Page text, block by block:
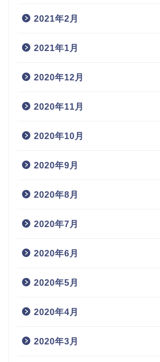
2021年2月
2021年1月
2020年12月
2020年11月
2020年10月
2020年9月
2020年8月
2020年7月
2020年6月
2020年5月
2020年4月
2020年3月